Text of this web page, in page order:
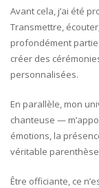
Avant cela, j’ai été
Transmettre,
profondément partie
créer des
personnalisées.
En parallèle, mon
chanteuse —
émotions, la
véritable
Être officiante, ce